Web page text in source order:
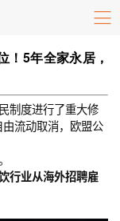
！5年全家永居，
制度进行了重大修
流动取消，欧盟公
行业从海外招聘雇